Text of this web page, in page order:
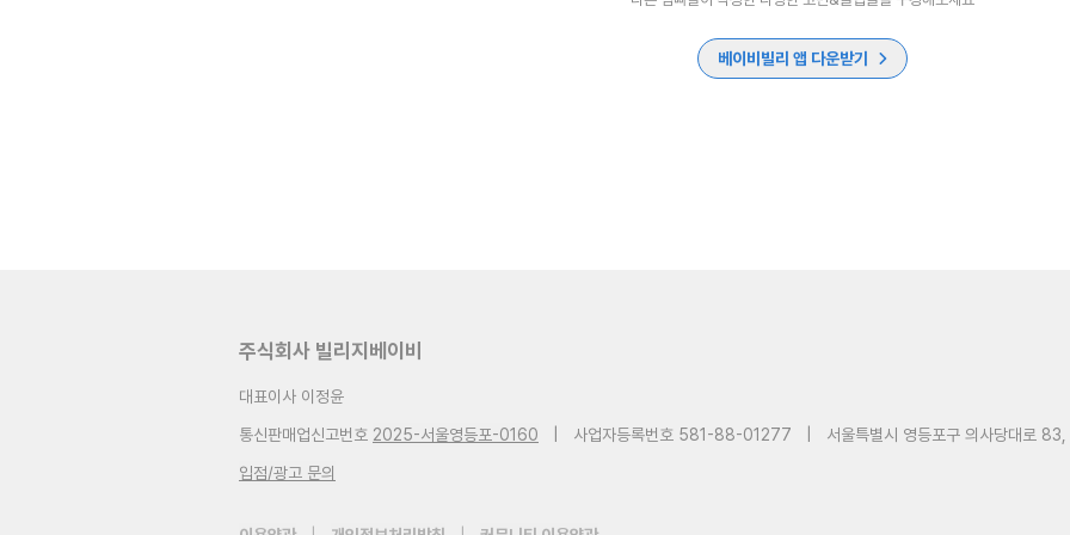
베이비빌리 앱 다운받기
주식회사 빌리지베이비
대표이사 이정윤
통신판매업신고번호 2025-서울영등포-0160 사업자등록번호 581-88-01277
서울특별시 영등포구 의사당대로
입점/광고 문의